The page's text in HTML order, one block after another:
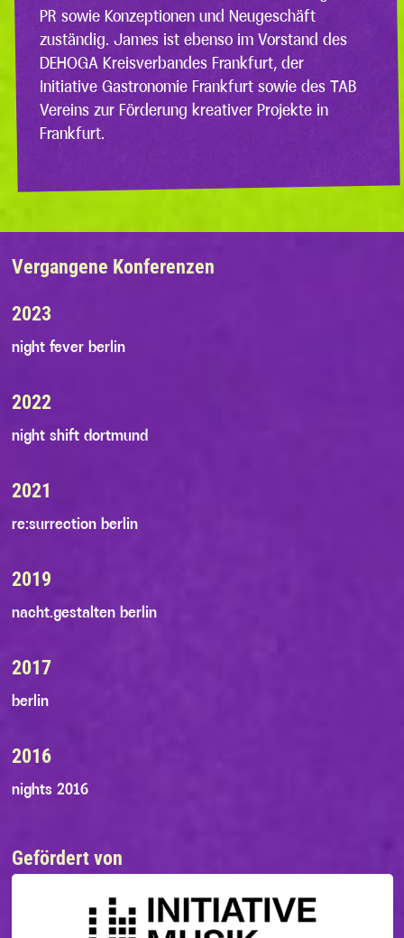
PR sowie Konzeptionen und Neugeschäft
zuständig. James ist ebenso im Vorstand des
DEHOGA Kreisverbandes Frankfurt, der
Initiative Gastronomie Frankfurt sowie des TAB
Vereins zur Förderung kreativer Projekte in
Frankfurt.
Vergangene Konferenzen
2023
night fever berlin
2022
night shift dortmund
2021
re:surrection berlin
2019
nacht.gestalten berlin
2017
berlin
2016
nights 2016
Gefördert von